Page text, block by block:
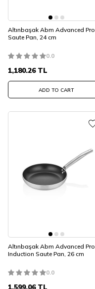
Altınbaşak Abm Advanced Pro
Saute Pan, 24 cm
0.0
1,180.26TL
ADD TO CART
Altınbaşak Abm Advanced Pro
Induction Saute Pan, 26 cm
0.0
1,599.06TL